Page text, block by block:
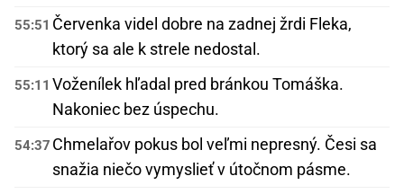
55:51 Červenka videl dobre na zadnej žrdi Fleka,
ktorý sa ale k strele nedostal.
55:11 Voženílek hľadal pred bránkou Tomáška.
Nakoniec bez úspechu.
54:37 Chmelařov pokus bol veľmi nepresný. Česi sa
snažia niečo vymyslieť v útočnom pásme.